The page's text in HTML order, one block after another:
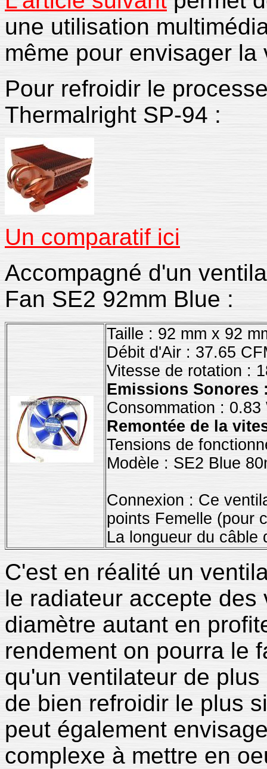
une utilisation
même pour envisager
Pour refroidir le
Thermalright SP-94 :
Un comparatif ici
Accompagné d'un
Fan SE2 92mm Blue :
Taille : 92 mm x 92
Débit d'Air : 37.65
Vitesse de rotation :
Emissions Sonores
Consommation : 0.83
Remontée de la
Tensions de
Modèle : SE2 Blue
Connexion : Ce
points Femelle (pour
La longueur du câble
C'est en réalité un
le radiateur accepte
diamètre autant en
rendement on pourra le
qu'un ventilateur de
de bien refroidir le plus
peut également
complexe à mettre en